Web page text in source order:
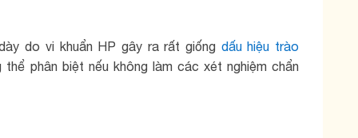
do vi khuẩn HP gây ra rất giống dấu hiệu trào
thể phân biệt nếu không làm các xét nghiệm chẩn